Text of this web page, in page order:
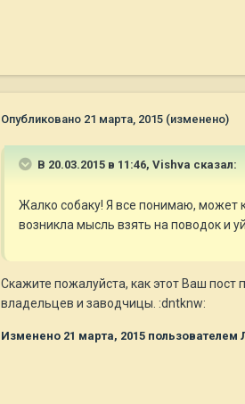
Опубликовано 21 марта, 2015 (изменено)
В 20.03.2015 в 11:46, Vishva сказал:
Жалко собаку! Я все понимаю, может
возникла мысль взять на поводок и
Скажите пожалуйста, как этот Ваш пост
владельцев и заводчицы. :dntknw:
Изменено 21 марта, 2015 пользователем